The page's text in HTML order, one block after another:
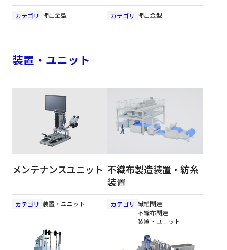
カテゴリ 押出金型 カテゴリ 押出金型
装置・ユニット
メンテナンスユニット
カテゴリ 装置・ユニット
不織布製造装置・紡糸
装置
カテゴリ 繊維関連
不織布関連
装置・ユニット